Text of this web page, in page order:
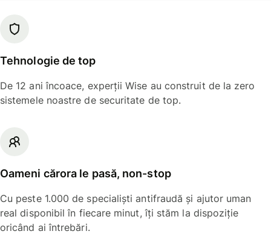
Tehnologie de top
De 12 ani încoace, experții Wise au construit de la zero
sistemele noastre de securitate de top.
Oameni cărora le pasă, non-stop
Cu peste 1.000 de specialiști antifraudă și ajutor uman
real disponibil în fiecare minut, îți stăm la dispoziție
oricând ai întrebări.